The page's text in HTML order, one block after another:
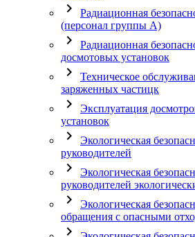
chevron_right
Радиационная
(персонал группы А)
chevron_right
Радиационная
досмотовых установок
chevron_right
Техническое
заряженных частицк
chevron_right
Эксплуатация
установок
chevron_right
Экологическая
руководителей
chevron_right
Экологическая
руководителей
chevron_right
Экологическая
обращения с опасными
chevron_right